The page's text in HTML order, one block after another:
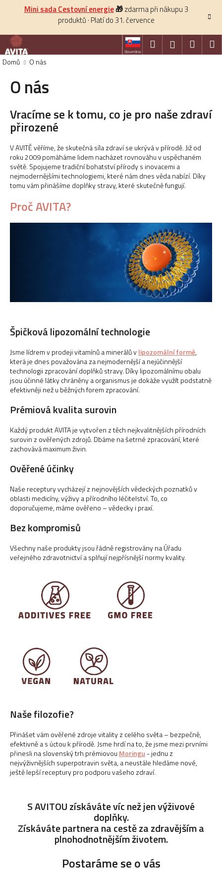
Mini sada Cestovní energie🎁zdarma při nákupu 3
produktů · Platí do 31. července
Slovenčina
Hledat Přihlášení
Domů O nás
O nás
Vracíme se k tomu, co je pro naše zdraví
přirozené
V AVITĚ věříme, že skutečná síla zdraví se ukrývá v přírodě.Již od
roku 2009 pomáháme lidem nacházet rovnováhu v uspěchaném
světě. Spojujeme tradiční bohatství přírody s inovacemi a
nejmodernějšími technologiemi, které nám dnes věda nabízí. Díky
tomu vám přinášíme doplňky stravy, které skutečně fungují.
Proč AVITA?
Špičková lipozomální technologie
Jsme lídrem v prodeji vitamínů a minerálů vlipozomální formě,
která je dnes považována za nejmodernější a nejúčinnější
technologii zpracování doplňků stravy. Díky lipozomálnímu obalu
jsou účinné látky chráněny a organismus je dokáže využít podstatně
efektivněji než u běžných forem zpracování.
Prémiová kvalita surovin
Každý produkt AVITA je vytvořen z těch nejkvalitnějších přírodních
surovin z ověřených zdrojů. Dbáme na šetrné zpracování, které
zachovává maximum živin.
Ověřené účinky
Naše receptury vycházejí z nejnovějších vědeckých poznatků v
oblasti medicíny, výživy a přírodního léčitelství.To, co
doporučujeme, máme ověřeno – vědecky i praxí.
Bez kompromisů
Všechny naše produkty jsou řádně registrovány na Úřadu
veřejného zdravotnictví a splňují nejpřísnější normy kvality.
Naše filozofie?
Přinášet vám ověřené zdroje vitality z celého světa – bezpečně,
efektivně a s úctou k přírodě. Jsme hrdí na to, že jsme mezi prvními
přinesli na slovenský trh prémiovou Moringu - jednu z
nejvýživnějších superpotravin světa, a neustále hledáme nové,
ještě lepší receptury pro podporu vašeho zdraví.
S AVITOU získáváte víc než jen výživové
doplňky.
Získáváte partnera na cestě za zdravějším a
plnohodnotnějším životem.
Postaráme se o vás
š
k C
o
p
o
t
ř
e
b
u
j
e
e
n
HLEDAT
D
o
p
o
r
u
č
j
m
e
KOLAGÉN
PLUS
594,40